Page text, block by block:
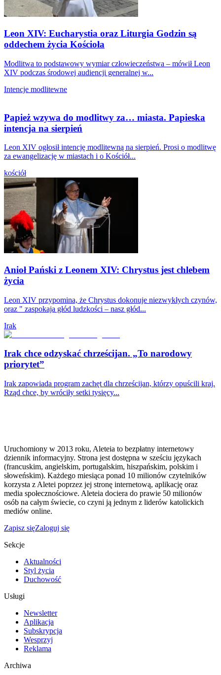
Leon XIV: Eucharystia oraz Liturgia Godzin są
oddechem życia Kościoła
Modlitwa to podstawowy wymiar człowieczeństwa – mówił Leon
XIV podczas środowej audiencji generalnej w...
Intencje modlitewne
Papież wzywa do modlitwy za… miasta. Papieska
intencja na sierpień
Leon XIV ogłosił intencję modlitewną na sierpień. Prosi o modlitwę
za ewangelizację w miastach i o Kościół...
kościół
Anioł Pański z Leonem XIV: Chrystus jest chlebem
życia
Leon XIV przypomina, że Chrystus dokonuje niezwykłych czynów,
oraz " zaspokaja głód ludzkości – nasz głód...
Irak
Irak chce odzyskać chrześcijan. „To narodowy
priorytet”
Irak zapowiada program zachęt dla chrześcijan, którzy opuścili kraj.
Rząd chce, by wróciły setki tysięcy...
Uruchomiony w 2013 roku, Aleteia to bezpłatny internetowy
dziennik informacyjny. Strona jest dostępna w sześciu językach
(francuskim, angielskim, portugalskim, hiszpańskim, polskim i
słoweńskim). Każdego miesiąca ponad 10 milionów czytelników
korzysta z Aletei poprzez jej stronę internetową, aplikację oraz
media społecznościowe. Aleteia dociera do prawie 50 milionów
osób na całym świecie, co czyni ją jednym z liderów katolickich
mediów online.
Zapisz sięZaloguj się
Sekcje
Aktualności
Styl życia
Duchowość
Usługi
Newsletter
Aplikacja
Subskrypcja
Wesprzyj
Reklama
Archiwa